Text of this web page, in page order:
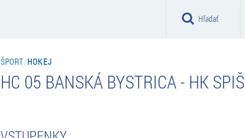
Hľadať
ŠPORT/HOKEJ
HC 05 BANSKÁ BYSTRICA - HK